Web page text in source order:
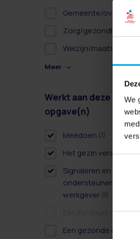
We
Gemeente/overheid
Zorg/
Welzijn/
Meer
Werkt aan deze
opgave(n)
Meedoen (1)
Het gezin versterken
Signaleren en
ondersteunen als
werkgever (1)
(0)
Een gezonde dag